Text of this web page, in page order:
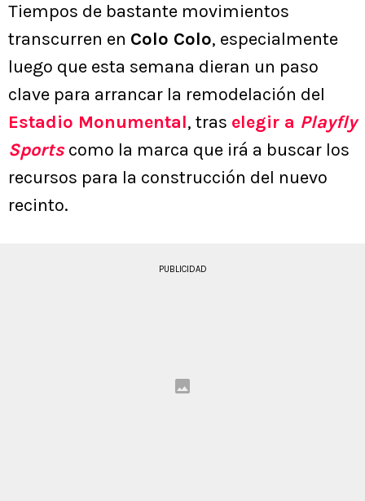
Tiempos de bastante movimientos
transcurren en Colo Colo, especialmente
luego que esta semana dieran un paso
clave para arrancar la remodelación del
Estadio Monumental, tras elegir a Playfly
Sportscomo la marca que irá a buscar los
recursos para la construcción del nuevo
recinto.
PUBLICIDAD